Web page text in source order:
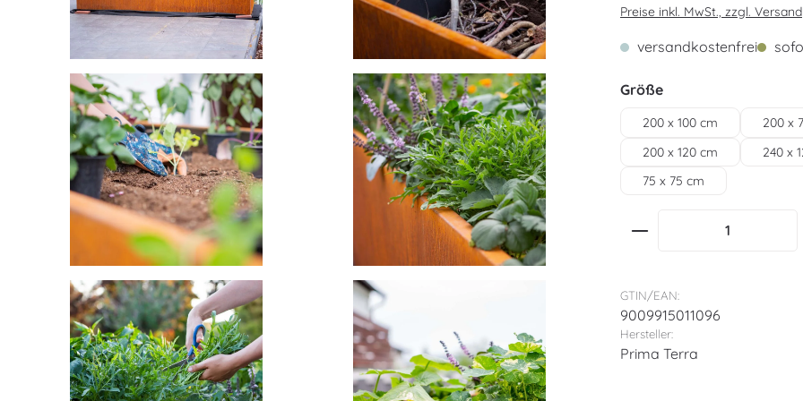
Preise inkl. MwSt., zzgl. Versand
versandkostenfrei
Größeauswählen
200 x 100 cm
200 x
200 x 120 cm
240 x
75 x 75 cm
Produkt Anzahl:
GTIN/EAN:
9009915011096
Hersteller:
Prima Terra